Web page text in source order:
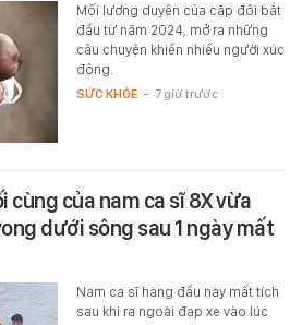
Mối lương duyên của cặp đôi bắt
đầu từ năm 2024, mở ra những
câu chuyện khiến nhiều người xúc
động.
SỨC KHỎE - 7 giờ trước
cùng của nam ca sĩ 8X vừa
dưới sông sau 1 ngày mất
Nam ca sĩ hàng đầu này mất tích
sau khi ra ngoài đạp xe vào lúc